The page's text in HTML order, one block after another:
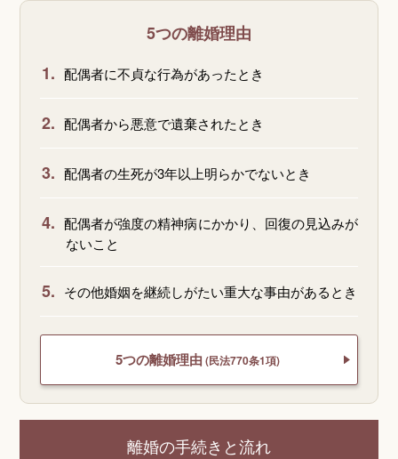
5つの離婚理由
1. 配偶者に不貞な行為があったとき
2. 配偶者から悪意で遺棄されたとき
3. 配偶者の生死が3年以上明らかでないとき
4. 配偶者が強度の精神病にかかり、回復の見込みが
ないこと
5. その他婚姻を継続しがたい重大な事由があるとき
5つの離婚理由 (民法770条1項)
離婚の手続きと流れ